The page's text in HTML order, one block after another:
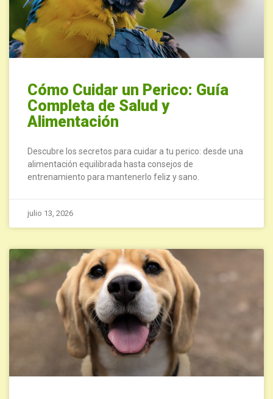
Cómo Cuidar un Perico: Guía
Completa de Salud y
Alimentación
Descubre los secretos para cuidar a tu perico: desde una
alimentación equilibrada hasta consejos de
entrenamiento para mantenerlo feliz y sano.
julio 13, 2026